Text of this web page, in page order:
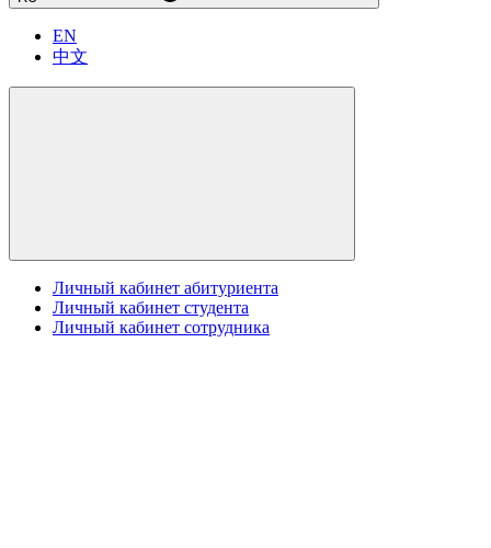
EN
中文
Личный кабинет абитуриента
Личный кабинет студента
Личный кабинет сотрудника